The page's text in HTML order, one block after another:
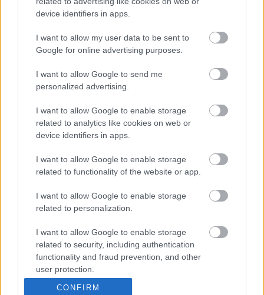
device identifiers in apps.
I want to allow my user data to be sent to
Google for online advertising purposes.
I want to allow Google to send me
personalized advertising.
I want to allow Google to enable storage
related to analytics like cookies on web or
device identifiers in apps.
I want to allow Google to enable storage
related to functionality of the website or app.
I want to allow Google to enable storage
related to personalization.
I want to allow Google to enable storage
related to security, including authentication
functionality and fraud prevention, and other
user protection.
CONFIRM
HIRDETÉS
LEGOLVASOTTABB
Indul a diákok pénzügyi ismereteit
Budapest-Pécs, Budapest-Szolnok:
gyorsabb és biztonságosabb lett a vasút
Több mint 40 helyszínen dolgozik
fennakadás nélkül a Híd-csoport